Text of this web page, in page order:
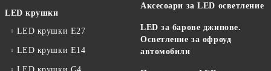
LED крушки
LED крушки E27
LED крушки E14
Аксесоари за LED осветление
LED за барове джипове.
Осветление за офроуд
автомобили